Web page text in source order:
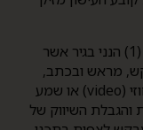
בכניסה לאתר זה אישרתי והצהרתי כי: (1) הנני בגיר אשר
(2) הנני מבקש, מראש ובכתב,
להיחשף לפרסומת למוצרי עישון בלא חוזי (video) או שמע
פרסומת והגבלת השיווק של